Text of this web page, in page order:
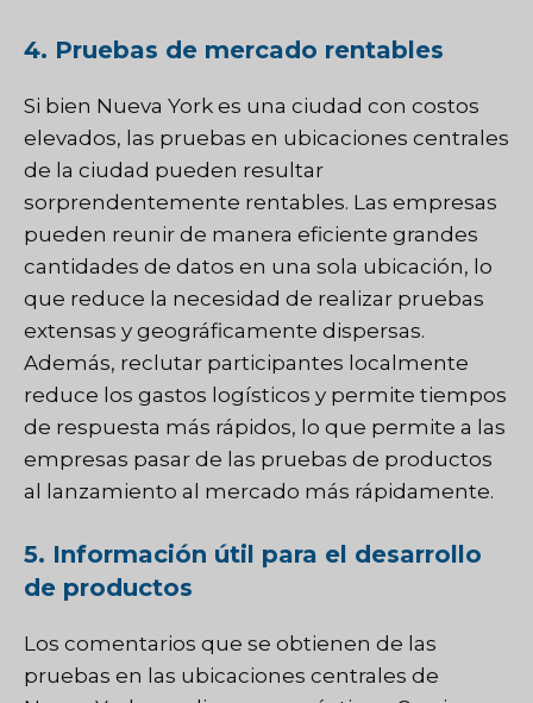
4. Pruebas de mercado rentables
Si bien Nueva York es una ciudad con costos
elevados, las pruebas en ubicaciones centrales
de la ciudad pueden resultar
sorprendentemente rentables. Las empresas
pueden reunir de manera eficiente grandes
cantidades de datos en una sola ubicación, lo
que reduce la necesidad de realizar pruebas
extensas y geográficamente dispersas.
Además, reclutar participantes localmente
reduce los gastos logísticos y permite tiempos
de respuesta más rápidos, lo que permite a las
empresas pasar de las pruebas de productos
al lanzamiento al mercado más rápidamente.
5. Información útil para el desarrollo
de productos
Los comentarios que se obtienen de las
pruebas en las ubicaciones centrales de